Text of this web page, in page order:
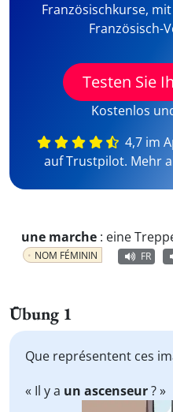
Französischkurse,
Französisch-
Testen Sie
Kostenlos
4,7 im
auf Trustpilot. Mehr
une marche : eine
NOM FÉMININ FR
Übung 1
Que représentent ces
« Il y a un ascenseur? »